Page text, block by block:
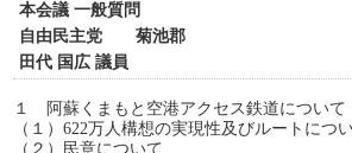
本会議 一般質問
自由民主党 菊池郡
田代 国広 議員
１ 阿蘇くまもと空港アクセス鉄道について
（１）622万人構想の実現性及びルートにつ
（２）民意について